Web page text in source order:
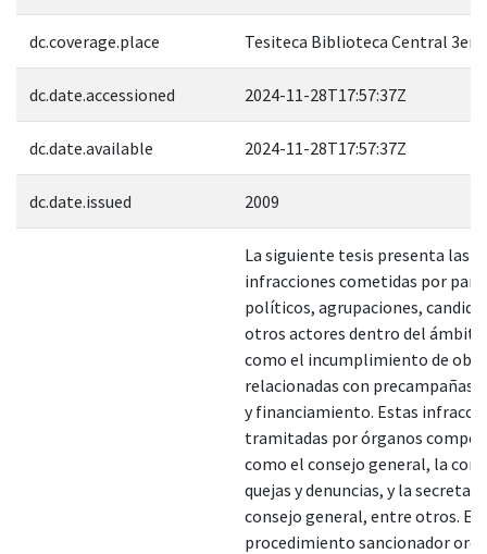
dc.coverage.place Tesiteca Biblioteca Central 3er.
dc.date.accessioned 2024-11-28T17:57:37Z
dc.date.available 2024-11-28T17:57:37Z
dc.date.issued 2009
La siguiente tesis presenta las
infracciones cometidas por
políticos, agrupaciones,
otros actores dentro del
como el incumplimiento de
relacionadas con precampañas,
y financiamiento. Estas
tramitadas por órganos
como el consejo general, la
quejas y denuncias, y la
consejo general, entre otros. El
procedimiento sancionador